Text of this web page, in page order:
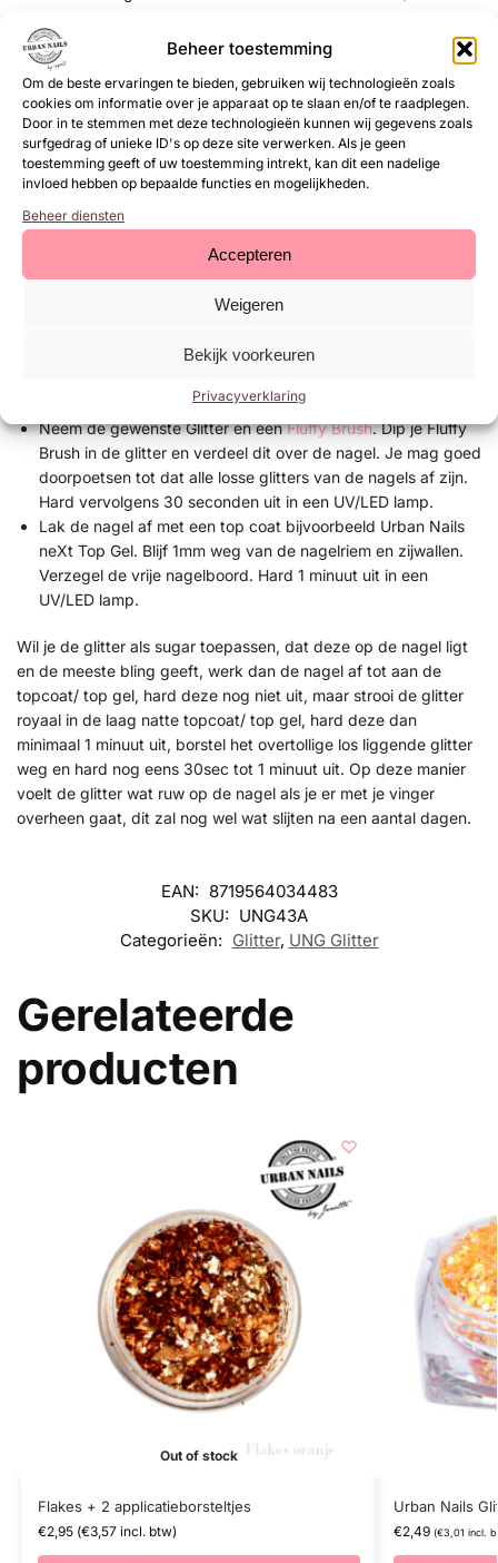
Beheer toestemming
Om de beste ervaringen te bieden, gebruiken wij technologieën zoals
cookies om informatie over je apparaat op te slaan en/of te raadplegen.
Door in te stemmen met deze technologieën kunnen wij gegevens zoals
surfgedrag of unieke ID's op deze site verwerken. Als je geen
toestemming geeft of uw toestemming intrekt, kan dit een nadelige
invloed hebben op bepaalde functies en mogelijkheden.
Beheer diensten
Accepteren
Weigeren
Bekijk voorkeuren
Privacyverklaring
Lak de nagel af met Base & Top. Blijf 1mm weg van de
nagelriem en zijwallen. Verzegel de vrije nagelboord. Hard 1
minuut in een UV/LED lamp.
Normaal is 1 laagje Base & Top genoeg over de Glitters. Voel
je ze toch nog zitten? Breng dan een tweede laagje Base &
Top aan. Hard 1 minuut uit in een UV/LED lamp.
Cleans de nagel met Urban Nails Cleanser ofMagic Prep
een wipe.
Werkwijze op kunstnagels, inpoetsen (gel of acryl)
Werk de nagel volledig af tot en met het vijlen, buffen en
Breng de eerst laag Gel Polish aan. Hard 1 minuut uit in een
Herhaal de vorige stap.
Neem de gewenste Glitter en eenFluffy Brush. Dip je Fluffy
Brush in de glitter en verdeel dit over de nagel. Je mag goed
doorpoetsen tot dat alle losse glitters van de nagels af zijn.
Hard vervolgens 30 seconden uit in een UV/LED lamp.
Lak de nagel af met een top coat bijvoorbeeld Urban Nails
neXt Top Gel. Blijf 1mm weg van de nagelriem en zijwallen.
Verzegel de vrije nagelboord. Hard 1 minuut uit in een
UV/LED lamp.
Wil je de glitter als sugar toepassen, dat deze op de nagel ligt
en de meeste bling geeft, werk dan de nagel af tot aan de
topcoat/ top gel, hard deze nog niet uit, maar strooi de glitter
royaal in de laag natte topcoat/ top gel, hard deze dan
minimaal 1 minuut uit, borstel het overtollige los liggende glitter
weg en hard nog eens 30sec tot 1 minuut uit. Op deze manier
voelt de glitter wat ruw op de nagel als je er met je vinger
overheen gaat, dit zal nog wel wat slijten na een aantal dagen.
EAN: 8719564034483
SKU: UNG43A
Categorieën: Glitter, UNG Glitter
Gerelateerde
producten
Out of stock
Flakes + 2 applicatieborsteltjes
€2,95(€3,57incl. btw)
Urban Nails
€2,49 (€3,01 incl.